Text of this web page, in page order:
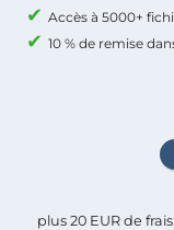
Accès à 5000+
10 % de remise
plus 20 EUR de